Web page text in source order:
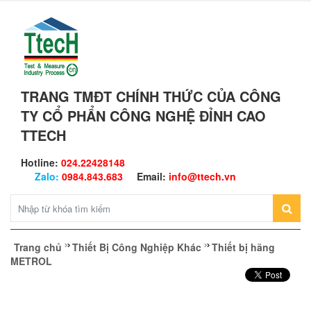
TRANG TMĐT CHÍNH THỨC CỦA CÔNG
TY CỔ PHẨN CÔNG NGHỆ ĐỈNH CAO
TTECH
Hotline: 024.22428148
Zalo: 0984.843.683 Email: info@ttech.vn
Trang chủ Thiết Bị Công Nghiệp Khác
Thiết bị hãng
METROL